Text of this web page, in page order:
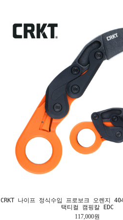
CRKT 나이프 정식수입 프로보크 오렌지
택티컬 캠핑칼 EDC
117,000원